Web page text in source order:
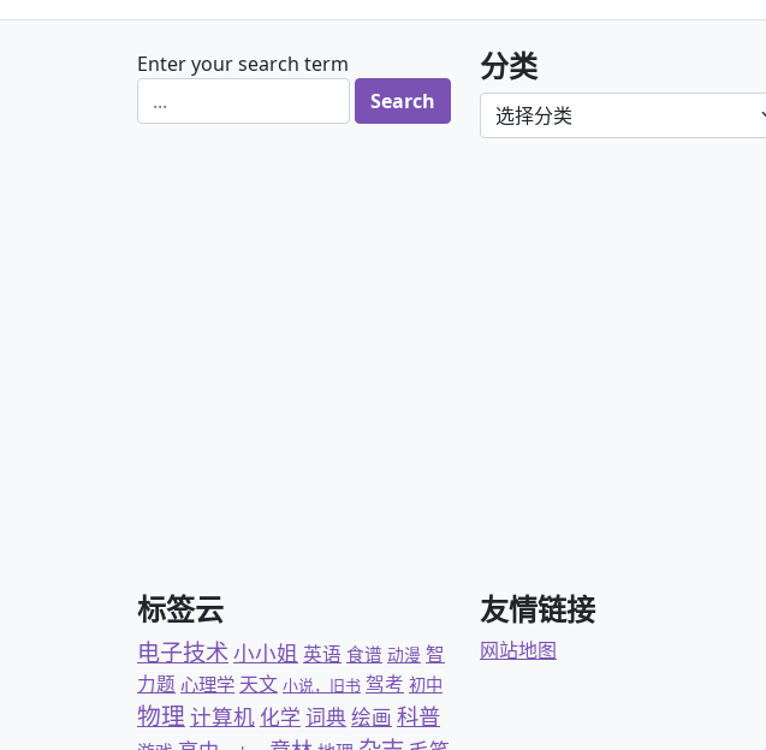
Enter your search term 分类
分类
标签云
电子技术 小小姐 英语 食谱 动漫 智
力题 心理学 天文 小说，旧书 驾考 初中
物理 计算机 化学 词典绘画 科普
友情链接
网站地图